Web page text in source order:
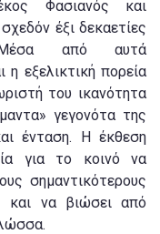
Φασιανός και
έξι δεκαετίες
Μέσα από αυτά
η εξελικτική πορεία
του ικανότητα
γεγονότα της
ένταση. Η έκθεση
για το κοινό να
σημαντικότερους
και να βιώσει από